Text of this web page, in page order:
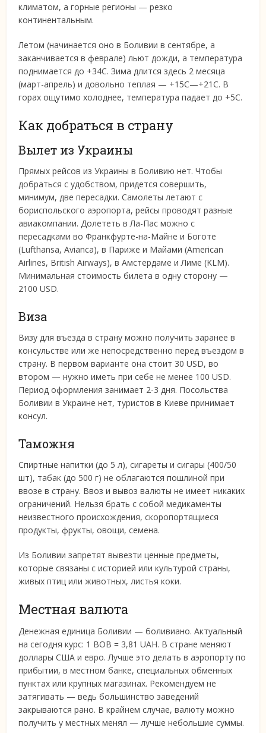
климатом, а горные регионы — резко
континентальным.
Летом (начинается оно в Боливии в сентябре, а
заканчивается в феврале) льют дожди, а температура
поднимается до +34С. Зима длится здесь 2 месяца
(март-апрель) и довольно теплая — +15С—+21С. В
горах ощутимо холоднее, температура падает до +5С.
Как добраться в страну
Вылет из Украины
Прямых рейсов из Украины в Боливию нет. Чтобы
добраться с удобством, придется совершить,
минимум, две пересадки. Самолеты летают с
бориспольского аэропорта, рейсы проводят разные
авиакомпании. Долететь в Ла-Пас можно с
пересадками во Франкфурте-на-Майне и Боготе
(Lufthansa, Avianca), в Париже и Майами (American
Airlines, British Airways), в Амстердаме и Лиме (KLM).
Минимальная стоимость билета в одну сторону —
2100 USD.
Виза
Визу для въезда в страну можно получить заранее в
консульстве или же непосредственно перед въездом в
страну. В первом варианте она стоит 30 USD, во
втором — нужно иметь при себе не менее 100 USD.
Период оформления занимает 2-3 дня. Посольства
Боливии в Украине нет, туристов в Киеве принимает
консул.
Таможня
Спиртные напитки (до 5 л), сигареты и сигары (400/50
шт), табак (до 500 г) не облагаются пошлиной при
ввозе в страну. Ввоз и вывоз валюты не имеет никаких
ограничений. Нельзя брать с собой медикаменты
неизвестного происхождения, скоропортящиеся
продукты, фрукты, овощи, семена.
Из Боливии запретят вывезти ценные предметы,
которые связаны с историей или культурой страны,
живых птиц или животных, листья коки.
Местная валюта
Денежная единица Боливии — боливиано. Актуальный
на сегодня курс: 1 ВОВ = 3,81 UAH. В стране меняют
доллары США и евро. Лучше это делать в аэропорту по
прибытии, в местном банке, специальных обменных
пунктах или крупных магазинах. Рекомендуем не
затягивать — ведь большинство заведений
закрываются рано. В крайнем случае, валюту можно
получить у местных менял — лучше небольшие суммы.